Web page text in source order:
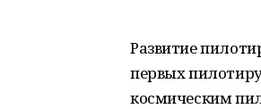
Развитие
первых
космическим